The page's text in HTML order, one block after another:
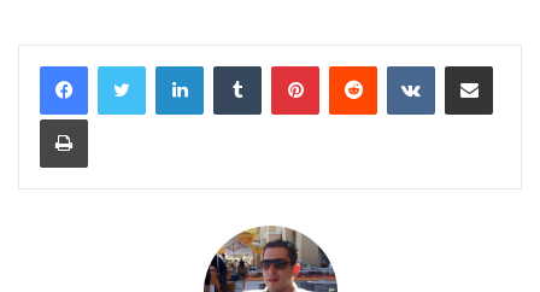
LinkedInTumblr PinterestReddit VKontakteShare via Email
Print